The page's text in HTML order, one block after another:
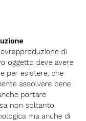
di
oggetto deve avere
per esistere, che
assolvere bene
portare
non soltanto
ma anche di